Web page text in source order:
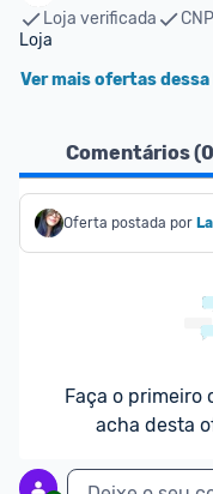
Loja verificada
Loja
Ver mais ofertas dessa
Comentários (0
Oferta postada por
Faça o primeiro
acha desta